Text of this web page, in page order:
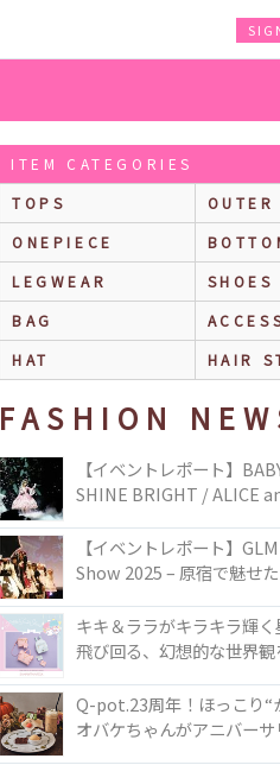
ITEM CATEGORIES
TOPS
OUTER
ONEPIECE
LEGWEAR
SHOES
BAG
HAT
HAIR
FASHION
【イベントレポート】
SHINE BRIGHT / ALICE
TOKYO
【イベントレポート】
Show 2025 – 原宿で魅せ
キキ＆ララがキラキラ輝
飛び回る、幻想的な世界
50周年アニバーサリーイ
たコレクションが登場
Q-pot.23周年！ほっこり“
オバケちゃんがアニバー